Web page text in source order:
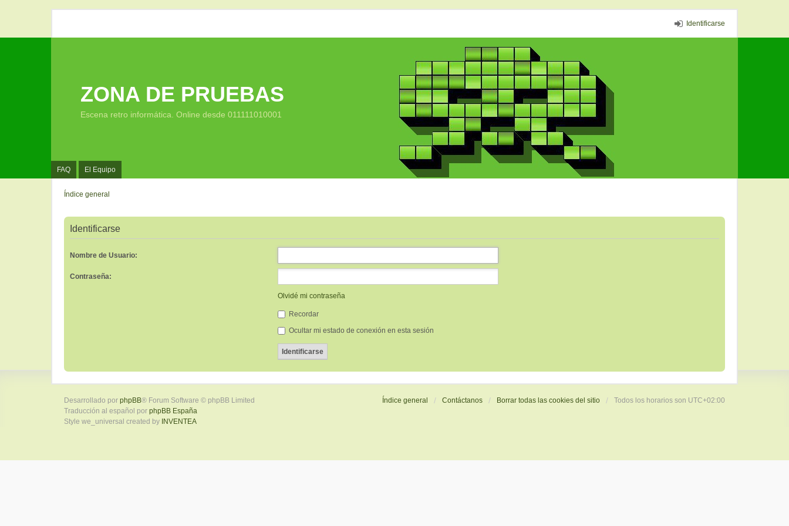
Identificarse
FAQ El Equipo
ZONA DE PRUEBAS
Escena retro informática. Online desde 011111010001
Índice general
Identificarse
Nombre de Usuario:
Contraseña:
Olvidé mi contraseña
Recordar
Ocultar mi estado de conexión en esta sesión
Índice general Contáctanos Borrar todas las cookies del sitio Todos los horarios son UTC+02:00
Desarrollado por phpBB® Forum Software © phpBB Limited
Traducción al español por phpBB España
Style we_universal created by INVENTEA